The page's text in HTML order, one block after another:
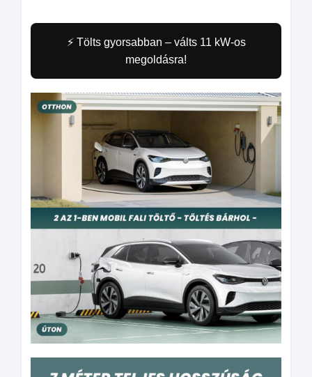
⚡ Tölts gyorsabban – válts 11 kW-os
megoldásra!